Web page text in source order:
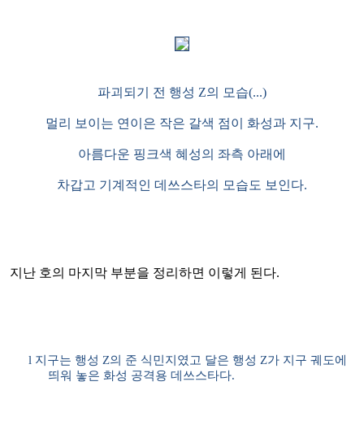
파괴되기 전 행성 Z의 모습(...)
멀리 보이는 연이은 작은 갈색 점이 화성과 지구.
아름다운 핑크색 혜성의 좌측 아래에
차갑고 기계적인 데쓰스타의 모습도 보인다.
지난 호의 마지막 부분을 정리하면 이렇게 된다.
l 지구는 행성 Z의 준 식민지였고 달은 행성 Z가 지구 궤도에
띄워 놓은 화성 공격용 데쓰스타다.